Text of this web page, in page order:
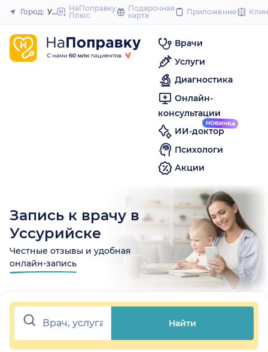
to
Закрыть
Город: УссурийскНаПоправку
Плюс
Подарочная
карта
Приложение
Врачи
Услуги
Диагностика
Онлайн-
консультации
ИИ-доктор
Психологи
Акции
Запись к врачу в
Уссурийске
Честные отзывы и удобная
онлайн-запись
Найти